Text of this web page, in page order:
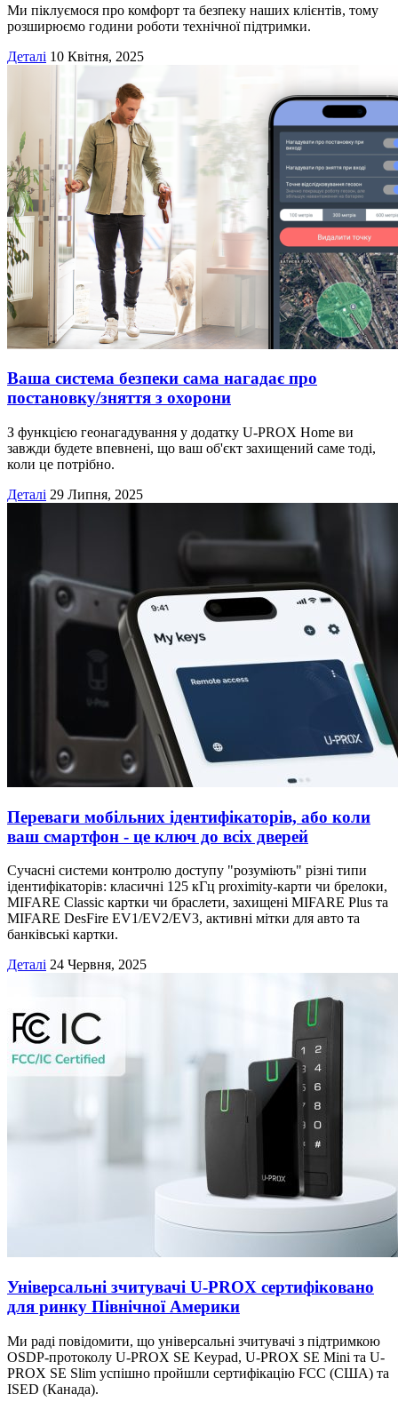
Ми піклуємося про комфорт та безпеку наших клієнтів, тому
розширюємо години роботи технічної підтримки.
Деталі 10 Квітня, 2025
Ваша система безпеки сама нагадає про
постановку/зняття з охорони
З функцією геонагадування у додатку U-PROX Home ви
завжди будете впевнені, що ваш об'єкт захищений саме тоді,
коли це потрібно.
Деталі 29 Липня, 2025
Переваги мобільних ідентифікаторів, або коли
ваш смартфон - це ключ до всіх дверей
Сучасні системи контролю доступу "розуміють" різні типи
ідентифікаторів: класичні 125 кГц proximity-карти чи брелоки,
MIFARE Classic картки чи браслети, захищені MIFARE Plus та
MIFARE DesFire EV1/EV2/EV3, активні мітки для авто та
банківські картки.
Деталі 24 Червня, 2025
Універсальні зчитувачі U-PROX сертифіковано
для ринку Північної Америки
Ми раді повідомити, що універсальні зчитувачі з підтримкою
OSDP-протоколу U-PROX SE Keypad, U-PROX SE Mini та U-
PROX SE Slim успішно пройшли сертифікацію FCC (США) та
ISED (Канада).